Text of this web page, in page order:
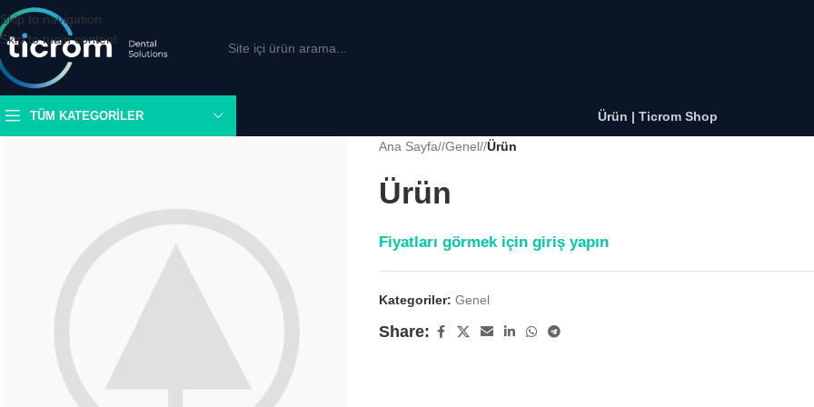
Skip to navigation
Skip to main content
TÜM KATEGORILER Ürün | Ticrom Shop
Ana Sayfa/ Genel/ Ürün
Ürün
Fiyatları görmek için giriş yapın
Kategoriler: Genel
Share: